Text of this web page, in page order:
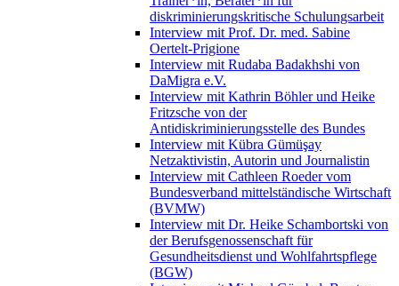
diskriminierungskritische Schulungsarbeit
Interview mit Prof. Dr. med. Sabine
Oertelt-Prigione
Interview mit Rudaba Badakhshi von
DaMigra e.V.
Interview mit Kathrin Böhler und Heike
Fritzsche von der
Antidiskriminierungsstelle des Bundes
Interview mit Kübra Gümüşay
Netzaktivistin, Autorin und Journalistin
Interview mit Cathleen Roeder vom
Bundesverband mittelständische Wirtschaft
(BVMW)
Interview mit Dr. Heike Schambortski von
der Berufsgenossenschaft für
Gesundheitsdienst und Wohlfahrtspflege
(BGW)